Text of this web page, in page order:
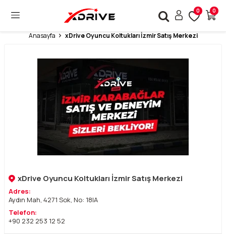
0 0
Anasayfa xDrive Oyuncu Koltukları İzmir Satış Merkezi
xDrive Oyuncu Koltukları İzmir Satış Merkezi
Adres:
Aydın Mah, 4271 Sok, No: 18|A
Telefon:
+90 232 253 12 52